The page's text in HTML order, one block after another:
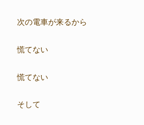
次の電車が来るから
慌てない
慌てない
そして